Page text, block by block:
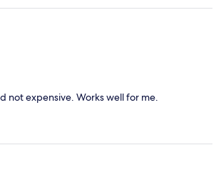
not expensive. Works well for me.